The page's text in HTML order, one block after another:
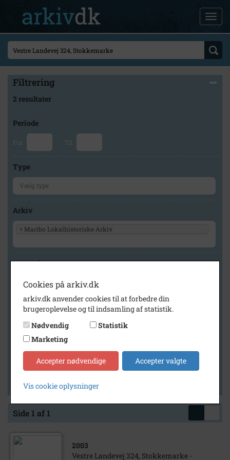
Filtrering
2 resultater
Periode
Fra Til
Type
Arkiv
× Maribo Lokalhistoriske Arkiv
Geografi
Generelt
Vis kun med billeder
Vis kun med filmklip
Vis kun med lydklip
Vis kun med kilder
Vis kun med geo-tag
Side 1 af 1
2003
Vestre Landevej 324, Stokkemarke -
Cookies på arkiv.dk
arkiv.dk anvender cookies til at forbedre din
brugeroplevelse og til indsamling af statistik.
Nødvendig
Statistik
Marketing
Accepter nødvendige Accepter valgte
Vis cookie oplysninger